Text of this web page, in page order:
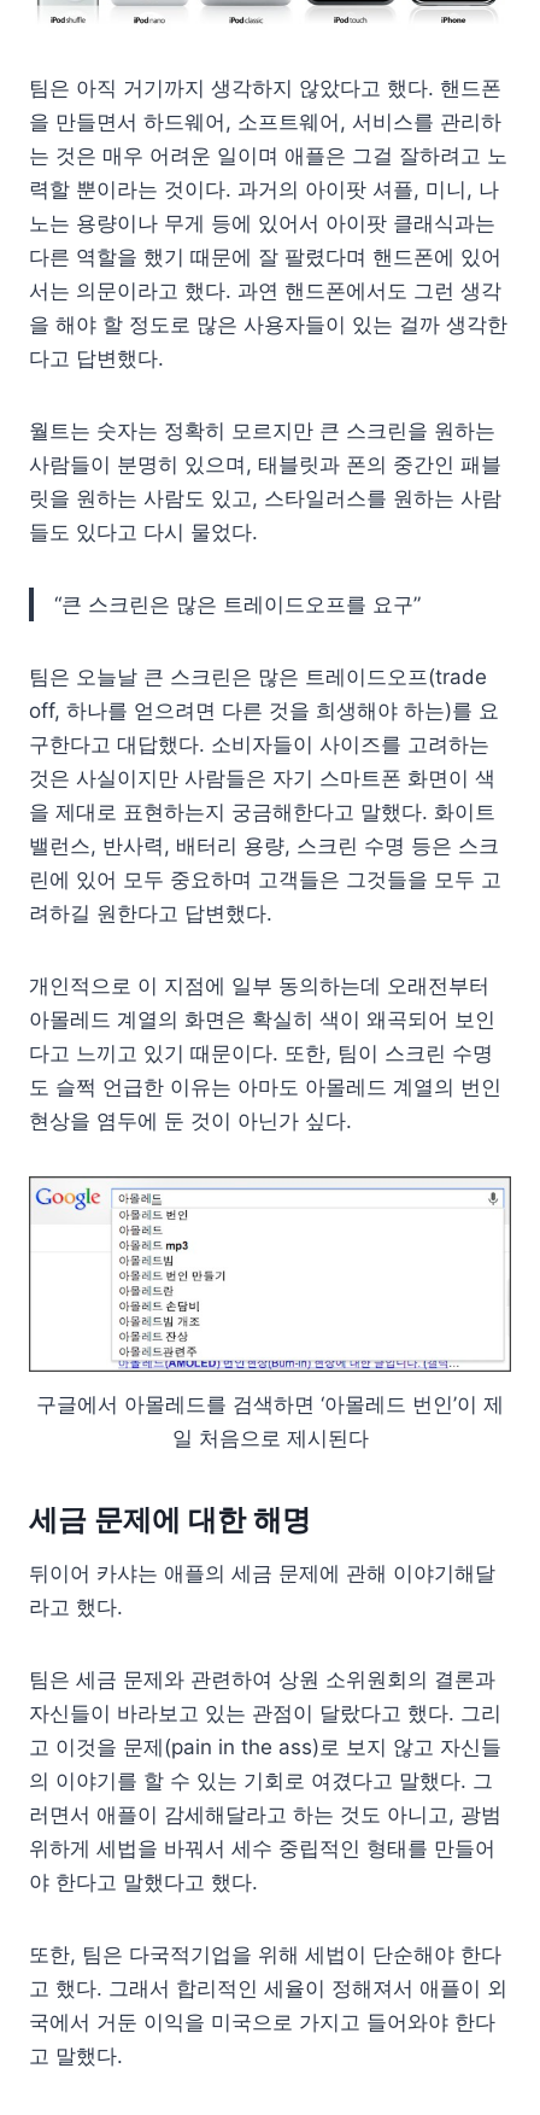
팀은 아직 거기까지 생각하지 않았다고 했다. 핸드폰
을 만들면서 하드웨어, 소프트웨어, 서비스를 관리하
는 것은 매우 어려운 일이며 애플은 그걸 잘하려고 노
력할 뿐이라는 것이다. 과거의 아이팟 셔플, 미니, 나
노는 용량이나 무게 등에 있어서 아이팟 클래식과는
다른 역할을 했기 때문에 잘 팔렸다며 핸드폰에 있어
서는 의문이라고 했다. 과연 핸드폰에서도 그런 생각
을 해야 할 정도로 많은 사용자들이 있는 걸까 생각한
다고 답변했다.
월트는 숫자는 정확히 모르지만 큰 스크린을 원하는
사람들이 분명히 있으며, 태블릿과 폰의 중간인 패블
릿을 원하는 사람도 있고, 스타일러스를 원하는 사람
들도 있다고 다시 물었다.
“큰 스크린은 많은 트레이드오프를 요구”
팀은 오늘날 큰 스크린은 많은 트레이드오프(trade
off, 하나를 얻으려면 다른 것을 희생해야 하는)를 요
구한다고 대답했다. 소비자들이 사이즈를 고려하는
것은 사실이지만 사람들은 자기 스마트폰 화면이 색
을 제대로 표현하는지 궁금해한다고 말했다. 화이트
밸런스, 반사력, 배터리 용량, 스크린 수명 등은 스크
린에 있어 모두 중요하며 고객들은 그것들을 모두 고
려하길 원한다고 답변했다.
개인적으로 이 지점에 일부 동의하는데 오래전부터
아몰레드 계열의 화면은 확실히 색이 왜곡되어 보인
다고 느끼고 있기 때문이다. 또한, 팀이 스크린 수명
도 슬쩍 언급한 이유는 아마도 아몰레드 계열의 번인
현상을 염두에 둔 것이 아닌가 싶다.
구글에서 아몰레드를 검색하면 ‘아몰레드 번인’이 제
일 처음으로 제시된다
세금 문제에 대한 해명
뒤이어 카샤는 애플의 세금 문제에 관해 이야기해달
라고 했다.
팀은 세금 문제와 관련하여 상원 소위원회의 결론과
자신들이 바라보고 있는 관점이 달랐다고 했다. 그리
고 이것을 문제(pain in the ass)로 보지 않고 자신들
의 이야기를 할 수 있는 기회로 여겼다고 말했다. 그
러면서 애플이 감세해달라고 하는 것도 아니고, 광범
위하게 세법을 바꿔서 세수 중립적인 형태를 만들어
야 한다고 말했다고 했다.
또한, 팀은 다국적기업을 위해 세법이 단순해야 한다
고 했다. 그래서 합리적인 세율이 정해져서 애플이 외
국에서 거둔 이익을 미국으로 가지고 들어와야 한다
고 말했다.